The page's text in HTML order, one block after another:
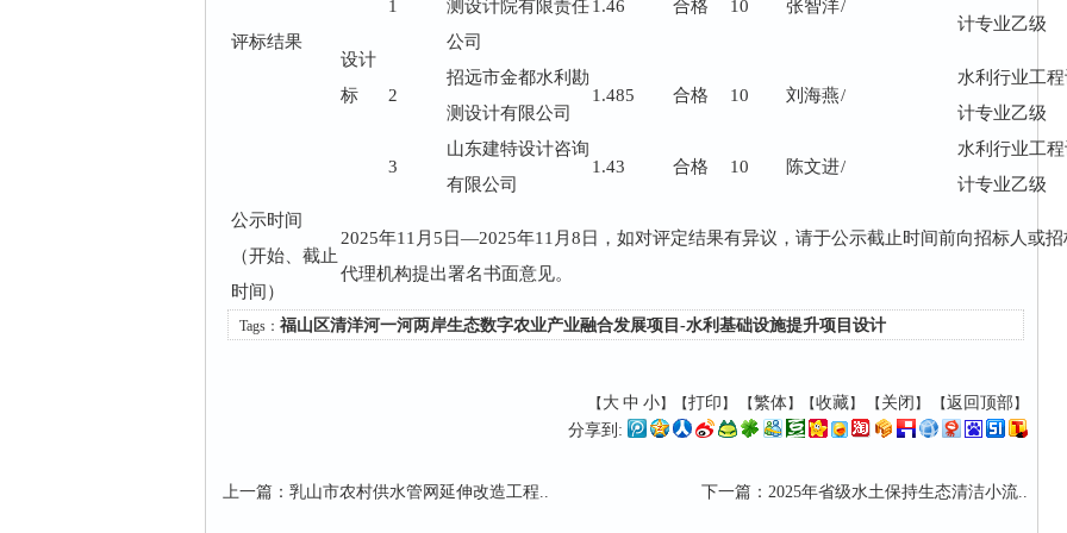
评标结果
设计
标
1
测设计院有限责任
公司
1.46 合格 10 张智洋/
计专业乙级
2
招远市金都水利勘
测设计有限公司
1.485 合格 10 刘海燕/
水利行业工
计专业乙级
3
山东建特设计咨询
有限公司
1.43 合格 10 陈文进/
水利行业工
计专业乙级
公示时间
（开始、截止
时间）
2025年11月5日—2025年11月8日，如对评定结果有异议，请于公示截止时间前向招标人或招
代理机构提出署名书面意见。
Tags： 福山区清洋河一河两岸生态数字农业产业融合发展项目-水利基础设施提升项目设计
【 大 中 小】【打印 】 【繁体】【收藏】 【 关闭 】 【返回顶部 】
分享到:
上一篇 ： 乳山市农村供水管网延伸改造工程.. 下一篇 ： 2025年省级水土保持生态清洁小流..